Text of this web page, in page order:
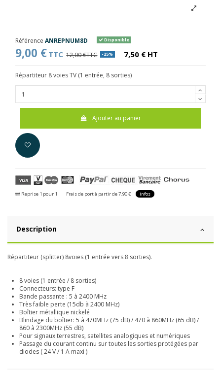
Référence ANREPNUM8D Disponible
9,00 € TTC 12,00 €TTC -25% 7,50 € HT
Répartiteur 8 voies TV (1 entrée, 8 sorties)
Ajouter au panier
Reprise 1 pour 1 Frais de port à partir de 7.90 € infos
Description
Répartiteur (splitter) 8voies (1 entrée vers 8 sorties).
8 voies (1 entrée / 8 sorties)
Connecteurs: type F
Bande passante : 5 à 2400 MHz
Très faible perte (15db à 2400 MHz)
Boîtier métallique nickelé
Blindage du boîtier: 5 à 470MHz (75 dB) / 470 à 860MHz (65 dB) /
860 à 2300MHz (55 dB)
Pour signaux terrestres, satellites analogiques et numériques
Passage du courant continu sur toutes les sorties protégées par
diodes ( 24 V / 1 A maxi )